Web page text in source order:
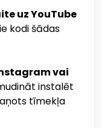
uz YouTube
kodi šādas
vai
instalēt
tīmekļa